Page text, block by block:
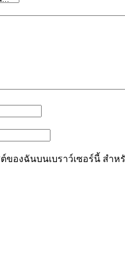
ของฉันบนเบราว์เซอร์นี้ สำห